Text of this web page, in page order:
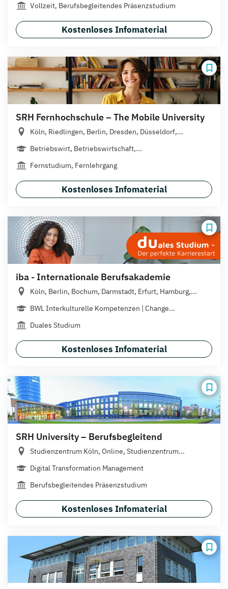
Vollzeit, Berufsbegleitendes Präsenzstudium
Kostenloses Infomaterial
SRH Fernhochschule – The Mobile University
Köln, Riedlingen, Berlin, Dresden, Düsseldorf,...
Betriebswirt, Betriebswirtschaft,...
Fernstudium, Fernlehrgang
Kostenloses Infomaterial
iba - Internationale Berufsakademie
Köln, Berlin, Bochum, Darmstadt, Erfurt, Hamburg,...
BWL Interkulturelle Kompetenzen | Change...
Duales Studium
Kostenloses Infomaterial
SRH University – Berufsbegleitend
Studienzentrum Köln, Online, Studienzentrum...
Digital Transformation Management
Berufsbegleitendes Präsenzstudium
Kostenloses Infomaterial